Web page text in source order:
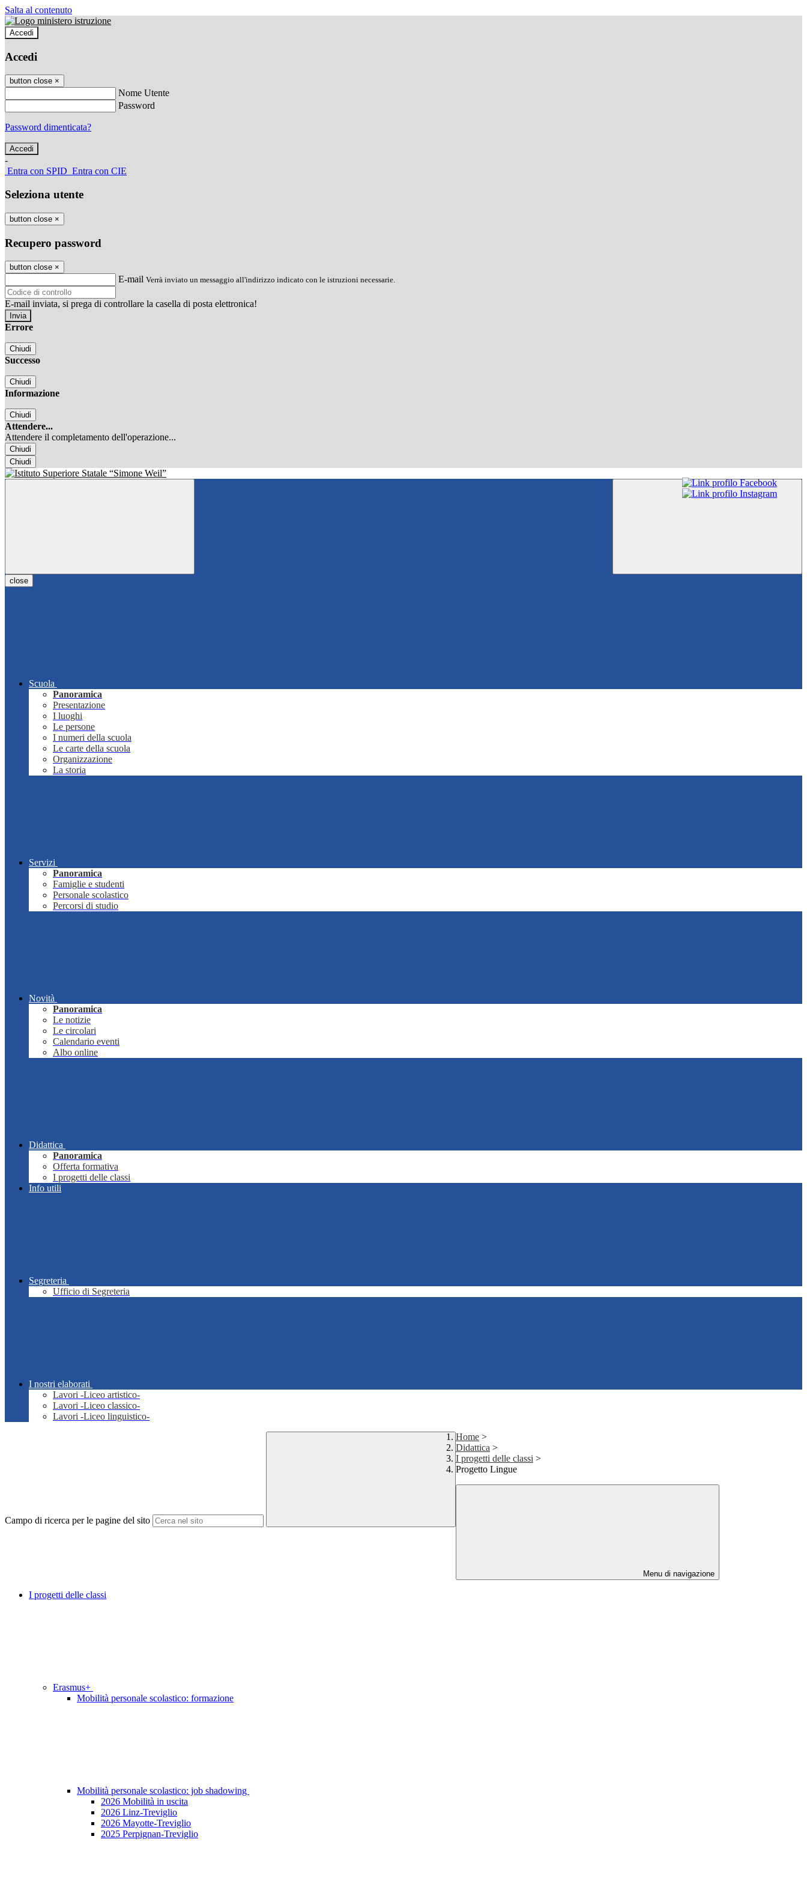
Salta al contenuto
Accedi
Accedi
button close ×
Nome Utente
Password
Password dimenticata?
-
Entra con SPID Entra con CIE
Seleziona utente
button close ×
Recupero password
button close ×
E-mail Verrà inviato un messaggio all'indirizzo indicato con le istruzioni necessarie.
E-mail inviata, si prega di controllare la casella di posta elettronica!
Errore
Chiudi
Successo
Chiudi
Informazione
Chiudi
Attendere...
Attendere il completamento dell'operazione...
Chiudi
Chiudi
close
Scuola
Panoramica
Presentazione
I luoghi
Le persone
I numeri della scuola
Le carte della scuola
Organizzazione
La storia
Servizi
Panoramica
Famiglie e studenti
Personale scolastico
Percorsi di studio
Novità
Panoramica
Le notizie
Le circolari
Calendario eventi
Albo online
Didattica
Panoramica
Offerta formativa
I progetti delle classi
Info utili
Segreteria
Ufficio di Segreteria
I nostri elaborati
Lavori -Liceo artistico-
Lavori -Liceo classico-
Lavori -Liceo linguistico-
Campo di ricerca per le pagine del sito
Home >
Didattica >
I progetti delle classi >
Progetto Lingue
Menu di navigazione
I progetti delle classi
Erasmus+
Mobilità personale scolastico: formazione
Mobilità personale scolastico: job shadowing
2026 Mobilità in uscita
2026 Linz-Treviglio
2026 Mayotte-Treviglio
2025 Perpignan-Treviglio